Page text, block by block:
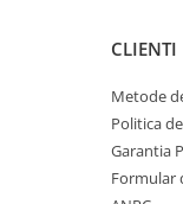
CLIENTI
Metode
Politica
Garantia
Formular